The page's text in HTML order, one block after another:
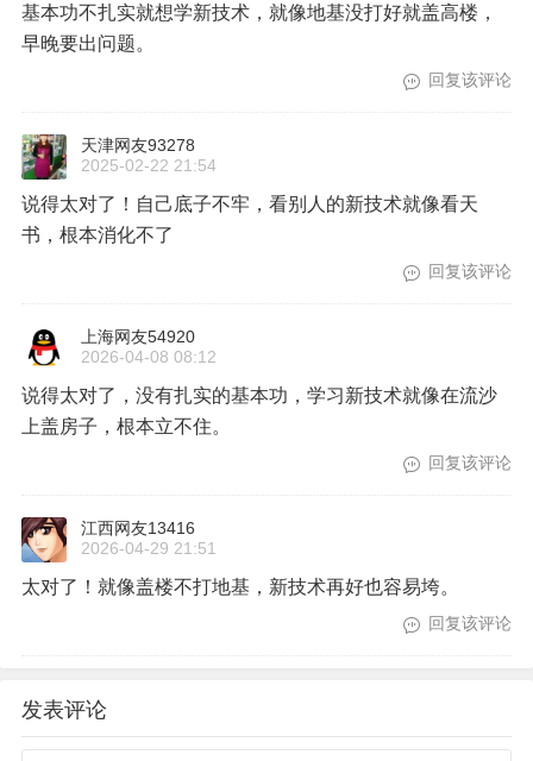
基本功不扎实就想学新技术，就像地基没打好就盖高楼，
早晚要出问题。
回复该评论
天津网友93278
2025-02-22 21:54
说得太对了！自己底子不牢，看别人的新技术就像看天
书，根本消化不了
回复该评论
上海网友54920
2026-04-08 08:12
说得太对了，没有扎实的基本功，学习新技术就像在流沙
上盖房子，根本立不住。
回复该评论
江西网友13416
2026-04-29 21:51
太对了！就像盖楼不打地基，新技术再好也容易垮。
回复该评论
发表评论